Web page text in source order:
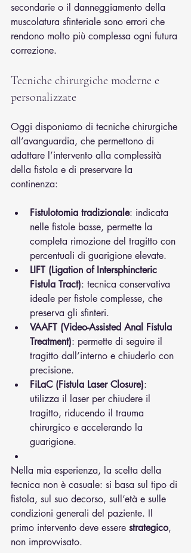
secondarie o il danneggiamento della
muscolatura sfinteriale sono errori che
rendono molto più complessa ogni futura
correzione.
Tecniche chirurgiche moderne e
personalizzate
Oggi disponiamo di tecniche chirurgiche
all’avanguardia, che permettono di
adattare l’intervento alla complessità
della fistola e di preservare la
continenza:
Fistulotomia tradizionale: indicata
nelle fistole basse, permette la
completa rimozione del tragitto con
percentuali di guarigione elevate.
LIFT (Ligation of Intersphincteric
Fistula Tract): tecnica conservativa
ideale per fistole complesse, che
preserva gli sfinteri.
VAAFT (Video-Assisted Anal Fistula
Treatment): permette di seguire il
tragitto dall’interno e chiuderlo con
precisione.
FiLaC (Fistula Laser Closure):
utilizza il laser per chiudere il
tragitto, riducendo il trauma
chirurgico e accelerando la
guarigione.
Nella mia esperienza, la scelta della
tecnica non è casuale: si basa sul tipo di
fistola, sul suo decorso, sull’età e sulle
condizioni generali del paziente. Il
primo intervento deve essere strategico,
non improvvisato.